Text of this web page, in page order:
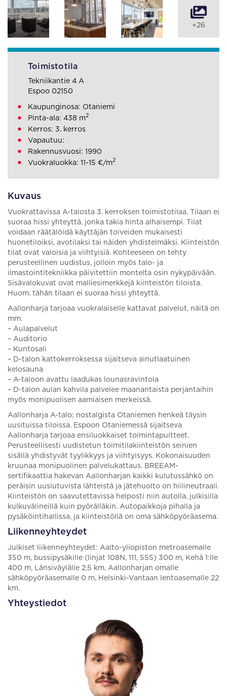
Kuvaus
Vuokrattavissa A-talosta 3. kerroksen toimistotilaa. Tilaan ei
suoraa hissi yhteyttä, jonka takia hinta alhaisempi. Tilat
voidaan räätälöidä käyttäjän toiveiden mukaisesti
huonetiloiksi, avotilaksi tai näiden yhdistelmäksi. Kiinteistön
tilat ovat valoisia ja viihtyisiä. Kohteeseen on tehty
perusteellinen uudistus, jolloin myös talo- ja
ilmastointitekniikka päivitettiin montelta osin nykypäivään.
Sisävalokuvat ovat malliesimerkkejä kiinteistön tiloista.
Huom. tähän tilaan ei suoraa hissi yhteyttä.
Aallonharja tarjoaa vuokralaiselle kattavat palvelut, näitä on
mm.
– Aulapalvelut
– Auditorio
– Kuntosali
– D-talon kattokerroksessa sijaitseva ainutlaatuinen
kelosauna
– A-taloon avattu laadukas lounasravintola
– D-talon aulan kahvila palvelee maanantaista perjantaihin
myös monipuolisen aamiaisen merkeissä.
Aallonharja A-talo; nostalgista Otaniemen henkeä täysin
uusituissa tiloissa. Espoon Otaniemessä sijaitseva
Aallonharja tarjoaa ensiluokkaiset toimintapuitteet.
Perusteellisesti uudistetun toimitilakiinteistön seinien
sisällä yhdistyvät tyylikkyys ja viihtyisyys. Kokonaisuuden
kruunaa monipuolinen palvelukattaus. BREEAM-
sertifikaattia hakevan Aallonharjan kaikki kulutussähkö on
peräisin uusiutuvista lähteistä ja jätehuolto on hiilineutraali.
Kiinteistön on saavutettavissa helposti niin autolla, julkisilla
kulkuvälineillä kuin pyörälläkin. Autopaikkoja pihalla ja
pysäköintihallissa, ja kiinteistöllä on oma sähköpyöräasema.
Liikenneyhteydet
Julkiset liikenneyhteydet: Aalto-yliopiston metroasemalle
350 m, bussipysäkille (linjat 108N, 111, 555) 300 m, Kehä 1:lle
400 m, Länsiväylälle 2,5 km, Aallonharjan omalle
sähköpyöräasemalle 0 m, Helsinki-Vantaan lentoasemalle 22
km.
Yhteystiedot
+26
Toimistotila
Tekniikantie 4 A
Espoo 02150
Kaupunginosa: Otaniemi
Pinta-ala: 438 m2
Kerros: 3. kerros
Vapautuu:
Rakennusvuosi: 1990
Vuokraluokka: 11-15 €/m2